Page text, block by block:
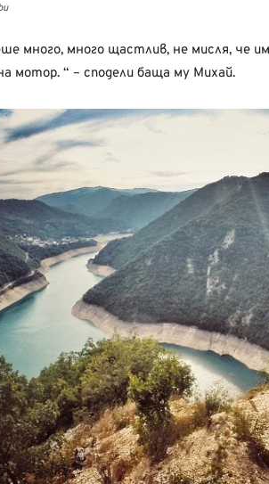
много, много щастлив, не мисля, че
мотор. “ – сподели баща му Михай.